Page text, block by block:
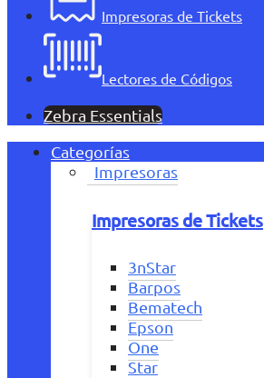
Impresoras de Tickets
Lectores de Códigos
Zebra Essentials
Categorías
Impresoras
Impresoras de Tickets
3nStar
Barpos
Bematech
Epson
One
Star